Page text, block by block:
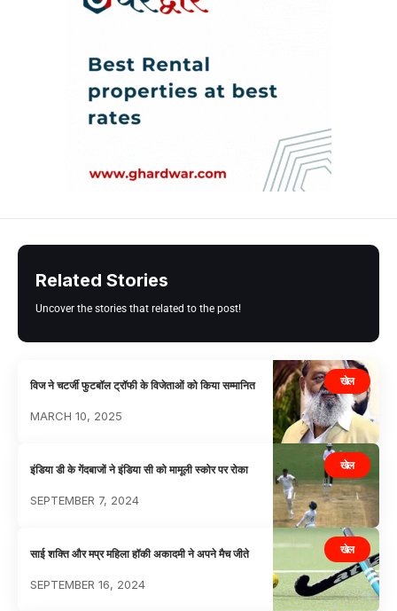
Related Stories
Uncover the stories that related to the post!
खेल
विज ने चटर्जी फुटबॉल ट्रॉफी के विजेताओं को किया सम्मानित
MARCH 10, 2025
खेल
इंडिया डी के गेंदबाजों ने इंडिया सी को मामूली स्कोर पर रोका
SEPTEMBER 7, 2024
खेल
साई शक्ति और मप्र महिला हॉकी अकादमी ने अपने मैच जीते
SEPTEMBER 16, 2024